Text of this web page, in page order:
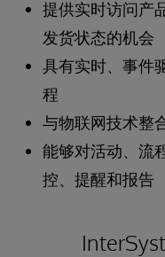
提供实时访问产
发货状态的机会
具有实时、事件
程
与物联网技术整
能够对活动、流
控、提醒和报告